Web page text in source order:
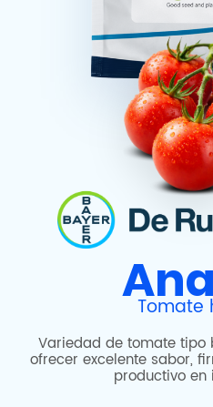
Tomate
Variedad de tomate
ofrecer excelente sabor,
productivo en